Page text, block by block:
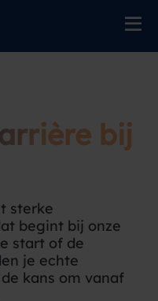
bij
sterke
begint bij onze
start of de
je echte
kans om vanaf